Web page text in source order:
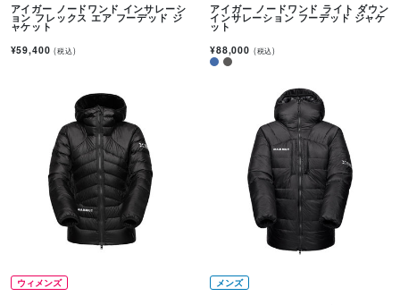
アイガー ノードワンド インサレーシ
ョン フレックス エア フーデッド ジ
ャケット
¥59,400(税込)
アイガー ノードワンド ライト ダウン
インサレーション フーデッド ジャケ
ット
¥88,000 (税込)
ウィメンズ メンズ